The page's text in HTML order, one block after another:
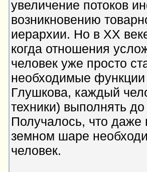
увеличение потоков
возникновению
иерархии. Но в XX
когда отношения
человек уже просто
необходимые функции
Глушкова, каждый
техники) выполнять
Получалось, что
земном шаре
человек.